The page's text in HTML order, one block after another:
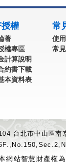
權
著
權專區
計算說明
約書下載
本資料表
常
使
常
台北市中山區
網站智慧財產權